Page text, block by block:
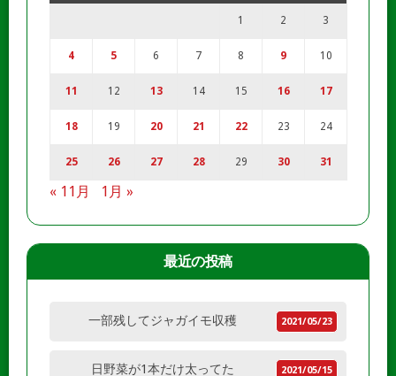
1 2 3
4 5 6 7 8 9 10
11 12 13 14 15 16 17
18 19 20 21 22 23 24
25 26 27 28 29 30 31
« 11月 1月 »
最近の投稿
一部残してジャガイモ収穫 2021/05/23
日野菜が1本だけ太ってた 2021/05/15